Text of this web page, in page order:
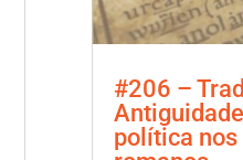
#206 –
política